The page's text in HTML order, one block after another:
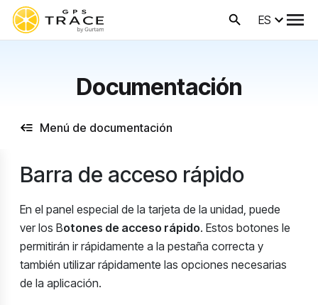
ES
Documentación
Menú de documentación
Barra de acceso rápido
En el panel especial de la tarjeta de la unidad, puede
ver los Botones de acceso rápido. Estos botones le
permitirán ir rápidamente a la pestaña correcta y
también utilizar rápidamente las opciones necesarias
de la aplicación.